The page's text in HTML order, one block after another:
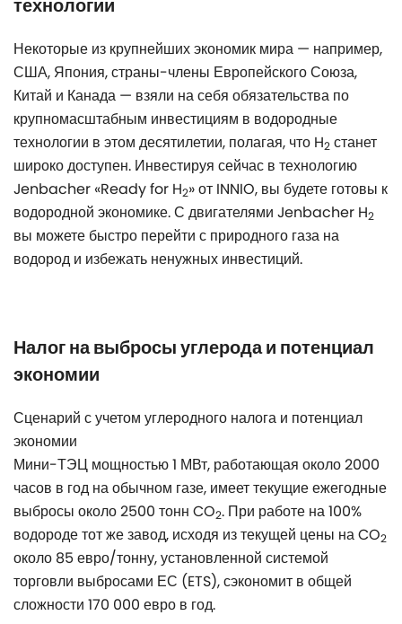
технологии
Некоторые из крупнейших экономик мира — например,
США, Япония, страны-члены Европейского Союза,
Китай и Канада — взяли на себя обязательства по
крупномасштабным инвестициям в водородные
технологии в этом десятилетии, полагая, что H2 станет
широко доступен. Инвестируя сейчас в технологию
Jenbacher «Ready for H2» от INNIO, вы будете готовы к
водородной экономике. С двигателями Jenbacher H2
вы можете быстро перейти с природного газа на
водород и избежать ненужных инвестиций.
Налог на выбросы углерода и потенциал
экономии
Сценарий с учетом углеродного налога и потенциал
экономии
Мини-ТЭЦ мощностью 1 МВт, работающая около 2000
часов в год на обычном газе, имеет текущие ежегодные
выбросы около 2500 тонн CO2. При работе на 100%
водороде тот же завод, исходя из текущей цены на CO2
около 85 евро/тонну, установленной системой
торговли выбросами ЕС (ETS), сэкономит в общей
сложности 170 000 евро в год.